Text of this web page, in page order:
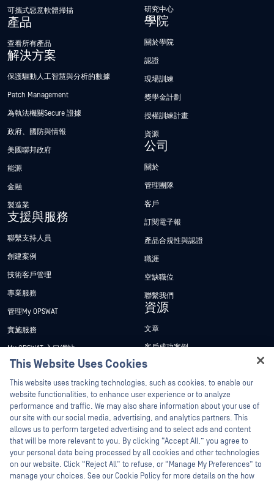
可攜式惡意軟體掃描
產品
查看所有產品
解決方案
保護驅動人工智慧與分析的數據
Patch Management
為執法機關Secure 證據
政府、國防與情報
美國聯邦政府
能源
金融
製造業
支援與服務
聯繫支持人員
創建案例
技術客戶管理
專業服務
管理My OPSWAT
實施服務
My OPSWAT 入口網站
技術檔案
訓練
漏洞通報計畫
合作夥伴
認證
技術合作夥伴
管道合作夥伴計劃
研究中心
學院
關於學院
認證
現場訓練
獎學金計劃
授權訓練計畫
資源
公司
關於
管理團隊
客戶
訂閱電子報
產品合規性與認證
職涯
空缺職位
聯繫我們
資源
文章
客戶成功案例
新聞稿
新聞報導
網路研討會
產品型錄
白皮書
免費工具
Hey there!
I'm Ozzy, your OPSWAT virtual assistant.
How can I help you secure what's critical
today?
This Website Uses Cookies
This website uses tracking technologies, such as cookies, to enable our
website functionalities, to enhance user experience or to analyze
performance and traffic. We may also share information about your use of
our site with our social media, advertising, and analytics partners. This
allows us to perform targeted advertising and to select ads and content
that will be more relevant to you. By clicking “Accept All,” you agree to
your personal data being processed by all cookies and other technologies
on our website. Click “Reject All” to refuse, or “Manage My Preferences” to
manage your choices. See our Cookie Policy for more details on the how